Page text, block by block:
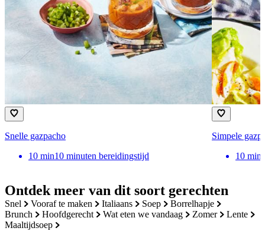
Ontdek meer van dit soort gerechten
snel vooraf te maken italiaans soep
borrelhapje
brunch
hoofdgerecht wat eten we vandaag zomer
lente
maaltijdsoep
Snelle gazpacho
10 min10 minuten bereidingstijd
Simpele
10 min